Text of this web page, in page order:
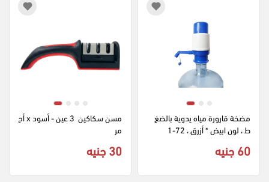
مضخة قارورة مياه يدوية بالضغ
ط ، لون ابيض * أزرق ، 72-1
60 جنيه
مسن سكاكين  3 عين - أسود x أح
مر
30 جنيه